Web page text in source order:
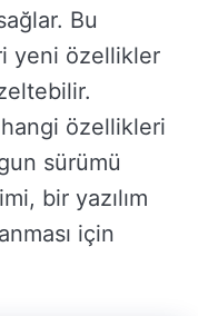
Bu
yeni özellikler
hangi özellikleri
sürümü
bir yazılım
için